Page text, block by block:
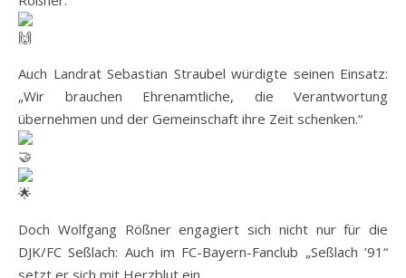
Auch Landrat Sebastian Straubel würdigte seinen Einsatz:
„Wir brauchen Ehrenamtliche, die Verantwortung
übernehmen und der Gemeinschaft ihre Zeit schenken.“
Doch Wolfgang Rößner engagiert sich nicht nur für die
DJK/FC Seßlach: Auch im FC-Bayern-Fanclub „Seßlach ’91“
setzt er sich mit Herzblut ein.